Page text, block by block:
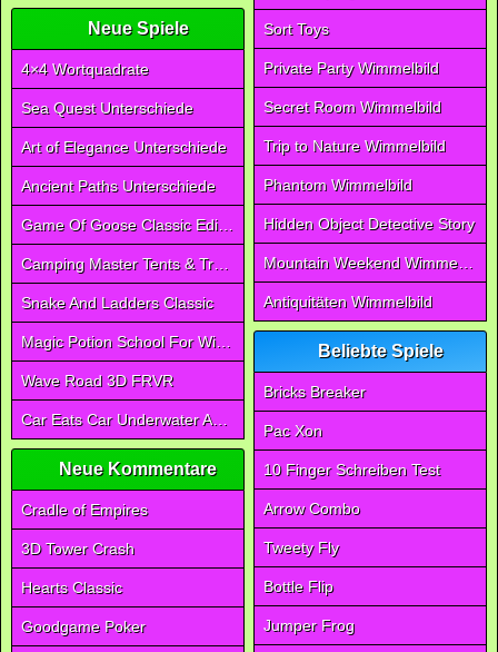
Neue Spiele
4×4 Wortquadrate
Sea Quest Unterschiede
Art of Elegance Unterschiede
Ancient Paths Unterschiede
Game Of Goose Classic Edition
Camping Master Tents & Trees
Snake And Ladders Classic
Magic Potion School For Witch
Wave Road 3D FRVR
Car Eats Car Underwater Adventure FRVR
Neue Kommentare
Cradle of Empires
3D Tower Crash
Hearts Classic
Goodgame Poker
Sort Toys
Private Party Wimmelbild
Secret Room Wimmelbild
Trip to Nature Wimmelbild
Phantom Wimmelbild
Hidden Object Detective Story
Mountain Weekend Wimmelbild
Antiquitäten Wimmelbild
Beliebte Spiele
Bricks Breaker
Pac Xon
10 Finger Schreiben Test
Arrow Combo
Tweety Fly
Bottle Flip
Jumper Frog